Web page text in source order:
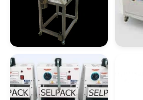
Comprar Manipulador De
Manipulador De Bobinas
Manipulador De Caixas